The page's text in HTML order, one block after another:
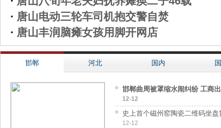
· 唐山电动三轮车司机抱交警自焚
· 唐山丰润脑瘫女孩用脚开网店
邯郸 河北 国内
邯郸曲周被罩缩水闹纠纷 工商
12-12
史上首个磁州窑陶瓷二维码坐
12-12